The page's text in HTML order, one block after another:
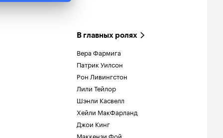
В главных ролях
Вера Фармига
Патрик Уилсон
Рон Ливингстон
Лили Тейлор
Шэнли Касвелл
Хейли МакФарланд
Джои Кинг
Маккензи Фой